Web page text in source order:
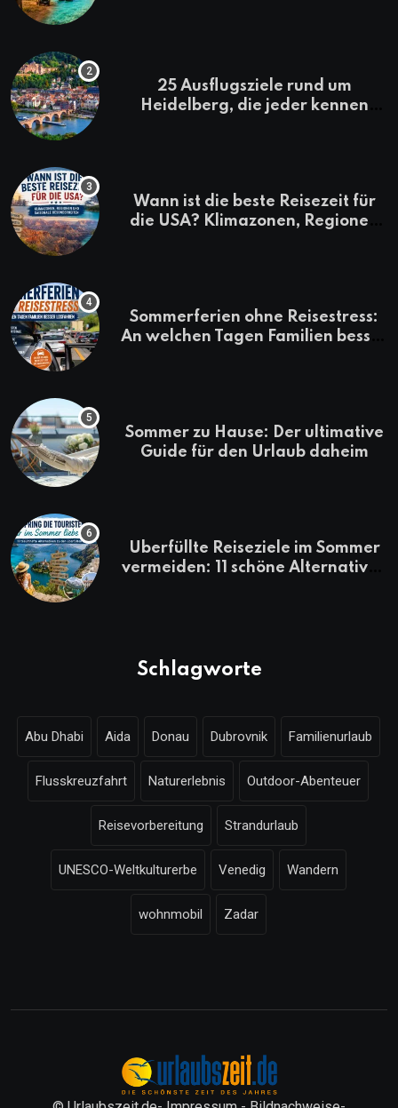
25 Ausflugsziele rund um
Heidelberg, die jeder kennen
Wann ist die beste Reisezeit für
die USA? Klimazonen, Regionen
Sommerferien ohne Reisestress:
An welchen Tagen Familien besser
Sommer zu Hause: Der ultimative
Guide für den Urlaub daheim
Überfüllte Reiseziele im Sommer
vermeiden: 11 schöne Alternativen
Schlagworte
Abu Dhabi Aida Donau Dubrovnik Familienurlaub
Flusskreuzfahrt Naturerlebnis Outdoor-Abenteuer
Reisevorbereitung Strandurlaub
UNESCO-Weltkulturerbe Venedig Wandern
wohnmobil Zadar